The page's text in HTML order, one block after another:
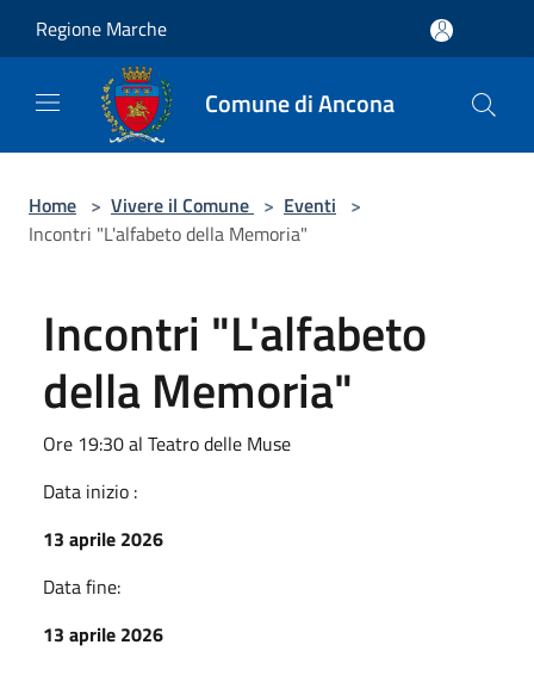
Regione Marche
Comune di Ancona
Home > Vivere il Comune > Eventi >
Incontri "L'alfabeto della Memoria"
Incontri "L'alfabeto
della Memoria"
Ore 19:30 al Teatro delle Muse
Data inizio :
13 aprile 2026
Data fine:
13 aprile 2026